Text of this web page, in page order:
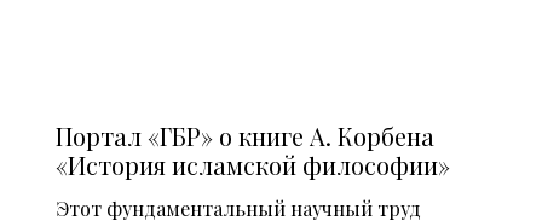
Портал «ГБР» о книге А. Корбена
«История исламской философии»
Этот фундаментальный научный труд